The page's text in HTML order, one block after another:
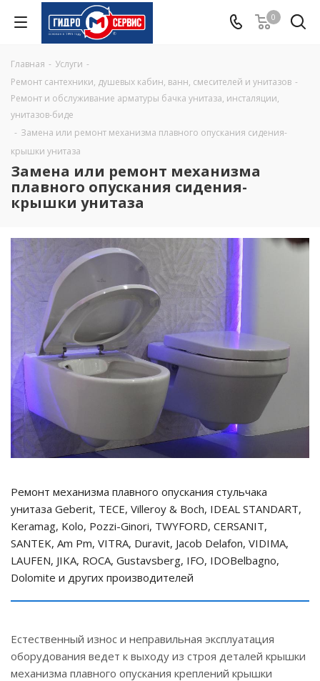
0
Главная - Услуги -
Ремонт сантехники, душевых кабин, ванн, смесителей и унитазов -
Ремонт и обслуживание арматуры бачка унитаза, инсталяции,
унитазов-биде
- Замена или ремонт механизма плавного опускания сидения-
крышки унитаза
Замена или ремонт механизма
плавного опускания сидения-
крышки унитаза
Ремонт механизма плавного опускания стульчака
унитаза Geberit, TECE, Villeroy & Boch, IDEAL STANDART,
Keramag, Kolo, Pozzi-Ginori, TWYFORD, CERSANIT,
SANTEK, Am Pm, VITRA, Duravit, Jacob Delafon, VIDIMA,
LAUFEN, JIKA, ROCA, Gustavsberg, IFO, IDOBelbagno,
Dolomite и других производителей
Естественный износ и неправильная эксплуатация
оборудования ведет к выходу из строя деталей крышки
механизма плавного опускания креплений крышки